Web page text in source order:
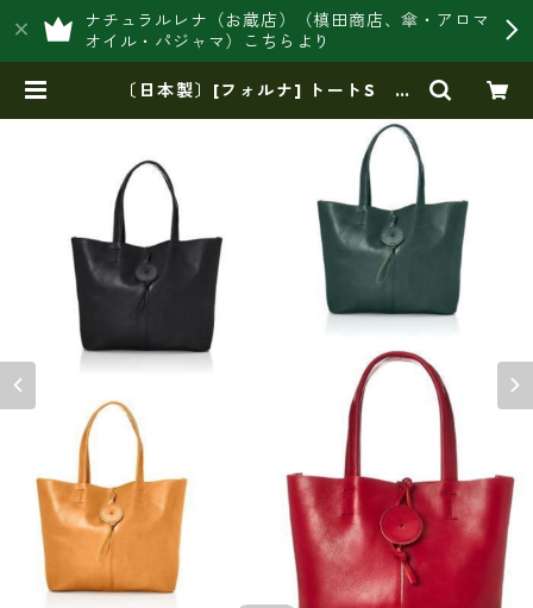
ナチュラルレナ（お蔵店）（槙田商店、傘・アロマ
オイル・パジャマ）こちらより
〔日本製〕[フォルナ] トートS バ
224775 | 豊岡製オリジナルバッグ
製造販売【日本製・バッグ財布 専
門店】レナ ジャパンメイド ショ